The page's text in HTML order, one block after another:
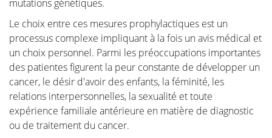
mutations génétiques.
Le choix entre ces mesures prophylactiques est un
processus complexe impliquant à la fois un avis médical et
un choix personnel. Parmi les préoccupations importantes
des patientes figurent la peur constante de développer un
cancer, le désir d'avoir des enfants, la féminité, les
relations interpersonnelles, la sexualité et toute
expérience familiale antérieure en matière de diagnostic
ou de traitement du cancer.